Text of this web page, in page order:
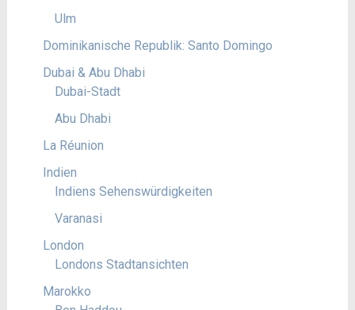
Ulm
Dominikanische Republik: Santo Domingo
Dubai & Abu Dhabi
Dubai-Stadt
Abu Dhabi
La Réunion
Indien
Indiens Sehenswürdigkeiten
Varanasi
London
Londons Stadtansichten
Marokko